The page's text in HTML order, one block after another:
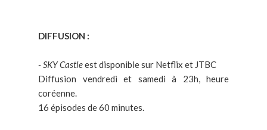
DIFFUSION :
- SKY Castleest disponible sur Netflix et JTBC
Diffusion vendredi et samedi à 23h, heure
coréenne.
16 épisodes de 60 minutes.